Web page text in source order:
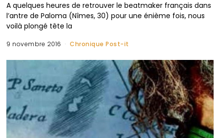
A quelques heures de retrouver le beatmaker français dans
l’antre de Paloma (Nîmes, 30) pour une énième fois, nous
voilà plongé tête la
9 novembre 2016 Chronique Post-it